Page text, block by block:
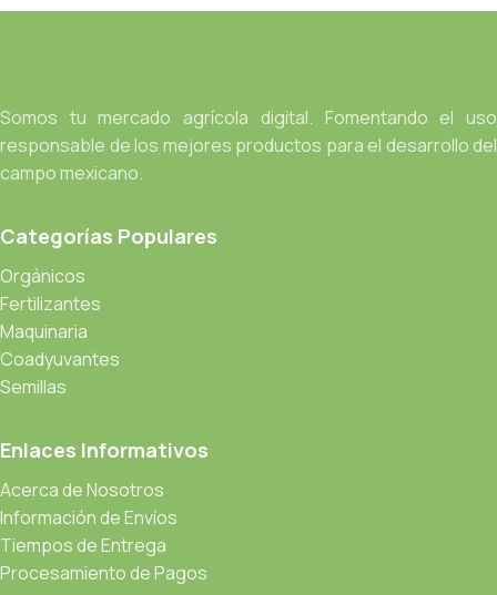
Somos tu mercado agrícola digital. Fomentando el uso
responsable de los mejores productos para el desarrollo del
campo mexicano.
Categorías Populares
Orgánicos
Fertilizantes
Maquinaria
Coadyuvantes
Semillas
Enlaces Informativos
Acerca de Nosotros
Información de Envíos
Tiempos de Entrega
Procesamiento de Pagos